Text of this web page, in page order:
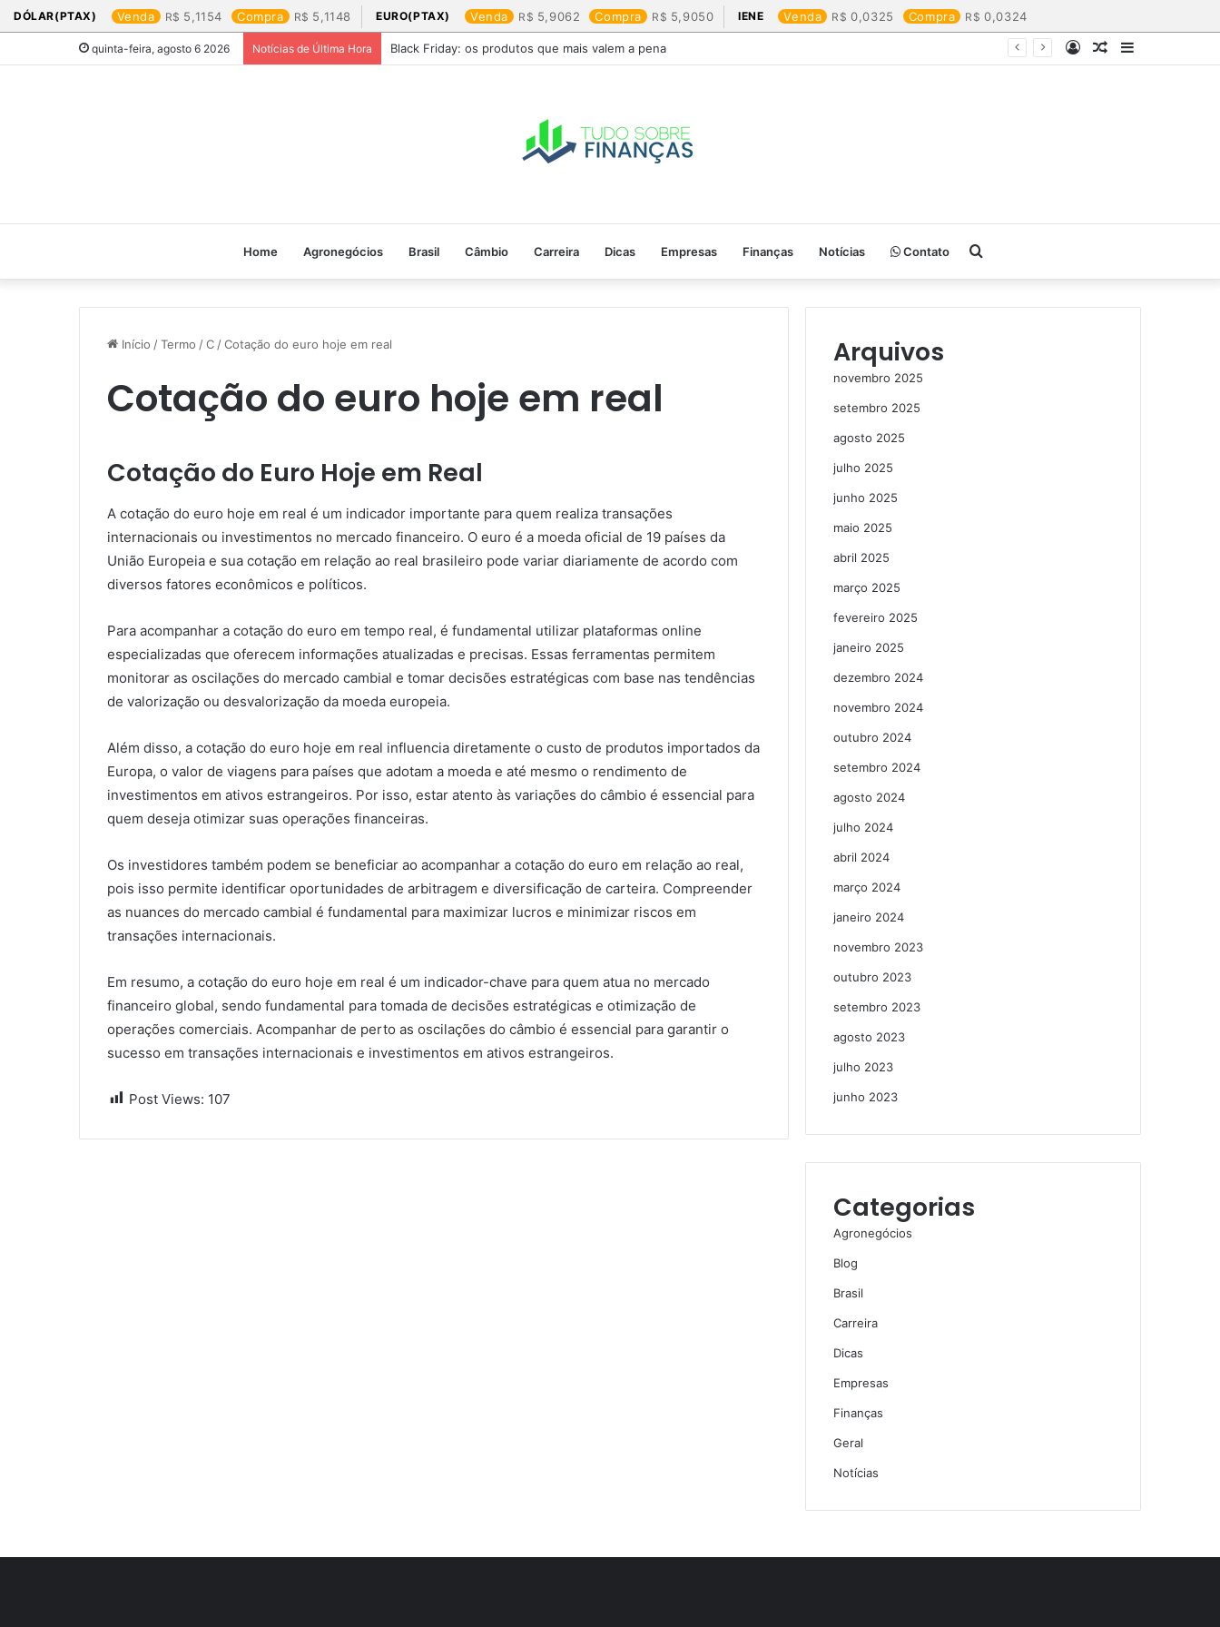
DÓLAR(PTAX) Venda 5,1154 Compra 5,1148 EURO(PTAX) Venda 5,9062 Compra 5,9050 IENE Venda 0,0325 Compra 0,0324
quinta-feira, agosto 6 2026 Notícias de Última Hora Black Friday: os produtos que mais valem a pena
Barra
Artigo
Entrar
Home Agronegócios Brasil Câmbio Carreira Dicas Empresas Finanças Notícias Contato Procurar
por
Início /Termo /C /Cotação do euro hoje em real​
Cotação do euro hoje em real​
Cotação do Euro Hoje em Real
A cotação do euro hoje em real é um indicador importante para quem realiza transações
internacionais ou investimentos no mercado financeiro. O euro é a moeda oficial de 19 países da
União Europeia e sua cotação em relação ao real brasileiro pode variar diariamente de acordo com
diversos fatores econômicos e políticos.
Para acompanhar a cotação do euro em tempo real, é fundamental utilizar plataformas online
especializadas que oferecem informações atualizadas e precisas. Essas ferramentas permitem
monitorar as oscilações do mercado cambial e tomar decisões estratégicas com base nas tendências
de valorização ou desvalorização da moeda europeia.
Além disso, a cotação do euro hoje em real influencia diretamente o custo de produtos importados da
Europa, o valor de viagens para países que adotam a moeda e até mesmo o rendimento de
investimentos em ativos estrangeiros. Por isso, estar atento às variações do câmbio é essencial para
quem deseja otimizar suas operações financeiras.
Os investidores também podem se beneficiar ao acompanhar a cotação do euro em relação ao real,
pois isso permite identificar oportunidades de arbitragem e diversificação de carteira. Compreender
as nuances do mercado cambial é fundamental para maximizar lucros e minimizar riscos em
transações internacionais.
Em resumo, a cotação do euro hoje em real é um indicador-chave para quem atua no mercado
financeiro global, sendo fundamental para tomada de decisões estratégicas e otimização de
operações comerciais. Acompanhar de perto as oscilações do câmbio é essencial para garantir o
sucesso em transações internacionais e investimentos em ativos estrangeiros.
Post Views: 107
Arquivos
novembro 2025
setembro 2025
agosto 2025
julho 2025
junho 2025
maio 2025
abril 2025
março 2025
fevereiro 2025
janeiro 2025
dezembro 2024
novembro 2024
outubro 2024
setembro 2024
agosto 2024
julho 2024
abril 2024
março 2024
janeiro 2024
novembro 2023
outubro 2023
setembro 2023
agosto 2023
julho 2023
junho 2023
Categorias
Agronegócios
Blog
Brasil
Carreira
Dicas
Empresas
Finanças
Geral
Notícias